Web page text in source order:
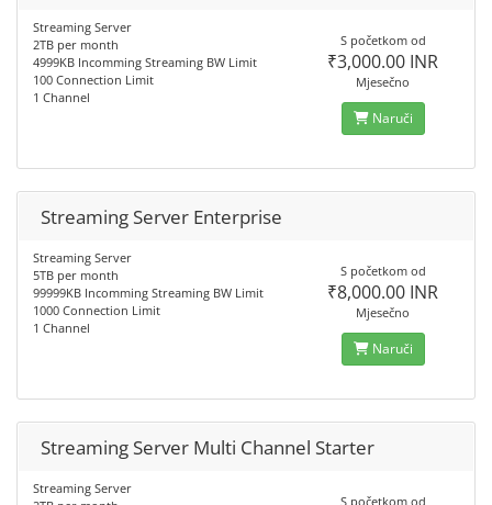
Streaming Server
2TB per month
4999KB Incomming Streaming BW Limit
100 Connection Limit
1 Channel
S početkom od
₹3,000.00 INR
Mjesečno
Naruči
Streaming Server Enterprise
Streaming Server
5TB per month
99999KB Incomming Streaming BW Limit
1000 Connection Limit
1 Channel
S početkom od
₹8,000.00 INR
Mjesečno
Naruči
Streaming Server Multi Channel Starter
Streaming Server
S početkom od